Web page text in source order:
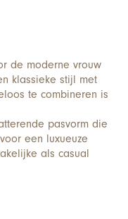
de moderne vrouw
klassieke stijl met
te combineren is
pasvorm die
een luxueuze
als casual